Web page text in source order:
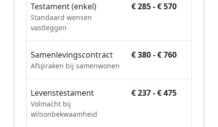
Testament (enkel)
Standaard wensen
vastleggen
€ 285 - € 570
Samenlevingscontract
Afspraken bij samenwonen
€ 380 - € 760
Levenstestament
Volmacht bij
wilsonbekwaamheid
€ 237 - € 475